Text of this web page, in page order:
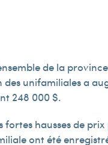
de la
des unifamiliales a
248 000 $.
fortes hausses de
ont été